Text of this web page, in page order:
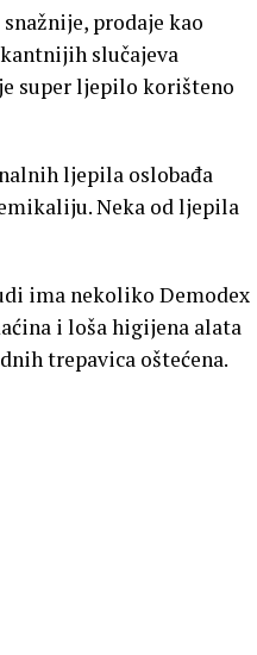
prodaje kao
slučajeva
super ljepilo korišteno
ljepila oslobađa
Neka od ljepila
ima nekoliko Demodex
i loša higijena alata
trepavica oštećena.